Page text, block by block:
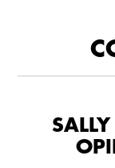
SALLY